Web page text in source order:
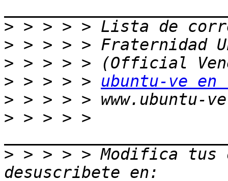
>
>
>
> > > > > ubuntu-ve
>
> > > > >
> > > > > Modifica tus